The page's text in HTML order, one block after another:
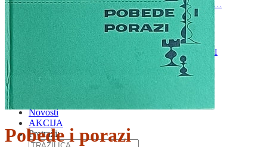
RJEČNICI, GRAMATIKE, PRAVOPISI…
ŠAH
SPORT
STRIPOVI
TEHNIČKE ZNANOSTI
TEORIJA I POVIJEST KNJIŽEVNOSTI
VEDUTE
ZAGREB
ZEMLJOVIDI
Otkup knjiga
O nama
Novosti
AKCIJA
Pretraži:
Pobede i porazi